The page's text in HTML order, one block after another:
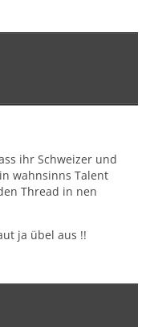
ihr Schweizer und
wahnsinns Talent
Thread in nen
ja übel aus !!